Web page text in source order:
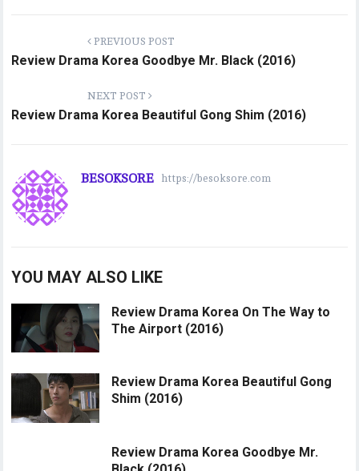
PREVIOUS POST
Review Drama Korea Goodbye Mr. Black (2016)
NEXT POST
Review Drama Korea Beautiful Gong Shim (2016)
BESOKSORE https://besoksore.com
YOU MAY ALSO LIKE
Review Drama Korea On The Way to
The Airport (2016)
Review Drama Korea Beautiful Gong
Shim (2016)
Review Drama Korea Goodbye Mr.